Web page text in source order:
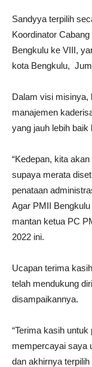
Sandyya terpilih
Koordinator
Bengkulu ke VIII,
kota Bengkulu,
Dalam visi misinya,
manajemen
yang jauh lebih baik
“Kedepan, kita
supaya merata
penataan
Agar PMII
mantan ketua PC
2022 ini.
Ucapan terima
telah mendukung
disampaikannya.
“Terima kasih
mempercayai saya
dan akhirnya